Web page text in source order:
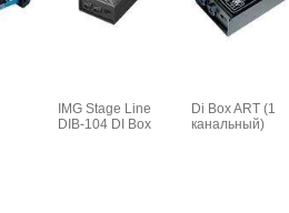
IMG Stage Line
DIB-104 DI Box
Di Box ART (1
канальный)